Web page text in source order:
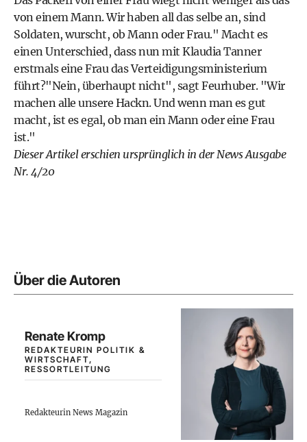
von einem Mann. Wir haben all das selbe an, sind
Soldaten, wurscht, ob Mann oder Frau." Macht es
einen Unterschied, dass nun mit Klaudia Tanner
erstmals eine Frau das Verteidigungsministerium
führt?"Nein, überhaupt nicht", sagt Feurhuber. "Wir
machen alle unsere Hackn. Und wenn man es gut
macht, ist es egal, ob man ein Mann oder eine Frau
ist."
Dieser Artikel erschien ursprünglich in derNews Ausgabe
Nr. 4/20
Über die Autoren
Renate Kromp
REDAKTEURIN POLITIK &
WIRTSCHAFT,
RESSORTLEITUNG
Redakteurin News Magazin